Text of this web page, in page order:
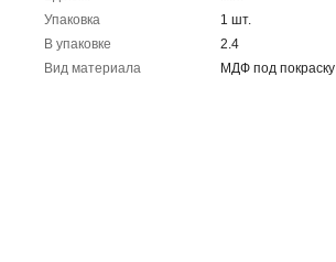
Упаковка
1 шт.
В упаковке
2.4
Вид материала
МДФ под покраску